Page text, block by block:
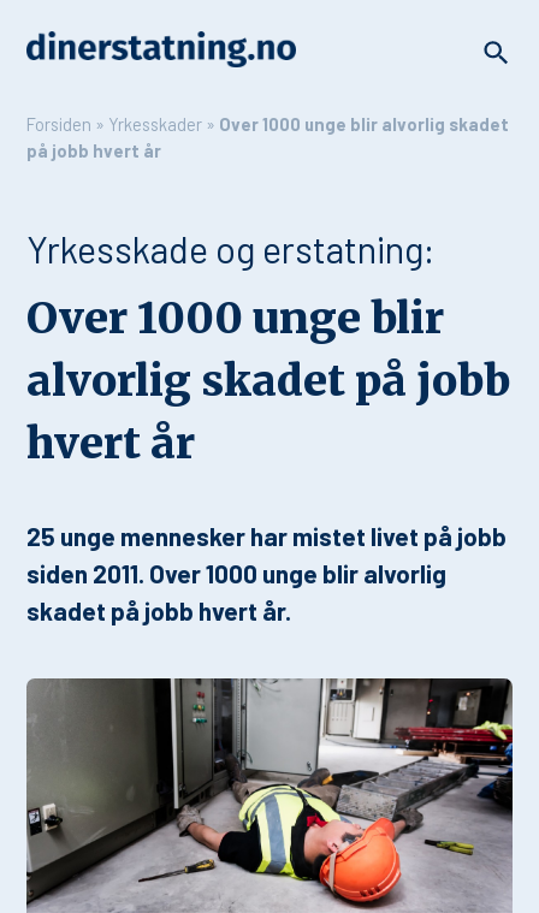
Forsiden » Yrkesskader » Over 1000 unge blir alvorlig skadet
på jobb hvert år
Yrkesskade og erstatning:
Over 1000 unge blir
alvorlig skadet på jobb
hvert år
25 unge mennesker har mistet livet på jobb
siden 2011. Over 1000 unge blir alvorlig
skadet på jobb hvert år.